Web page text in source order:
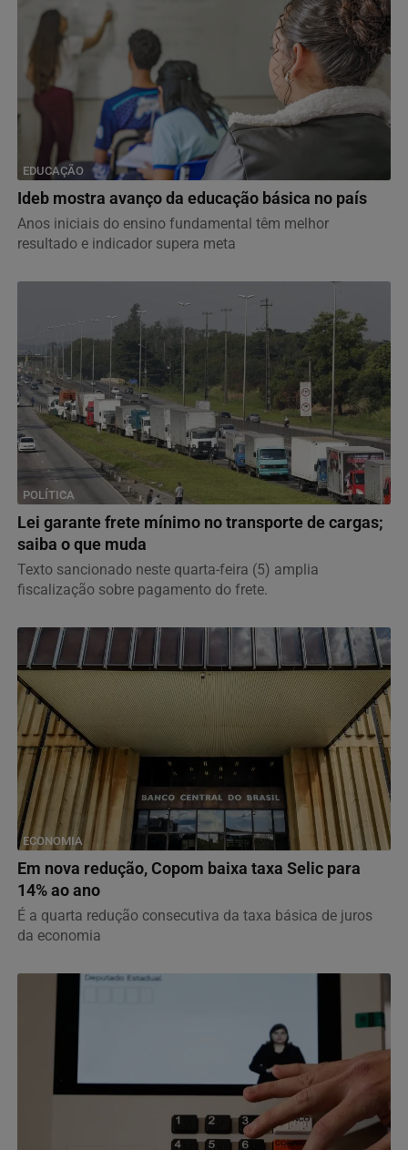
EDUCAÇÃO
Ideb mostra avanço da educação básica no país
Anos iniciais do ensino fundamental têm melhor
resultado e indicador supera meta
POLÍTICA
Lei garante frete mínimo no transporte de cargas;
saiba o que muda
Texto sancionado neste quarta-feira (5) amplia
fiscalização sobre pagamento do frete.
ECONOMIA
Em nova redução, Copom baixa taxa Selic para
14% ao ano
É a quarta redução consecutiva da taxa básica de juros
da economia